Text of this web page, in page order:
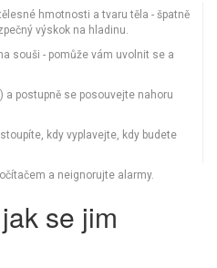
hmotnosti a tvaru těla - špatně
výskok na hladinu.
souši - pomůže vám uvolnit se a
a postupně se posouvejte nahoru
kdy vyplavejte, kdy budete
a neignorujte alarmy.
se jim